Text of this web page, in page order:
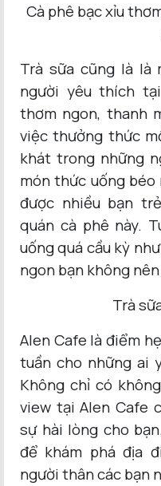
Cà phê bạc xỉu
Trà sữa cũng là là
người yêu thích
thơm ngon, thanh
việc thưởng thức
khát trong những
món thức uống béo
được nhiều bạn
quán cà phê này.
uống quá cầu kỳ
ngon bạn không
Trà
Alen Cafe là điểm
tuần cho những ai
Không chỉ có
view tại Alen Cafe
sự hài lòng cho
để khám phá địa
người thân các bạn